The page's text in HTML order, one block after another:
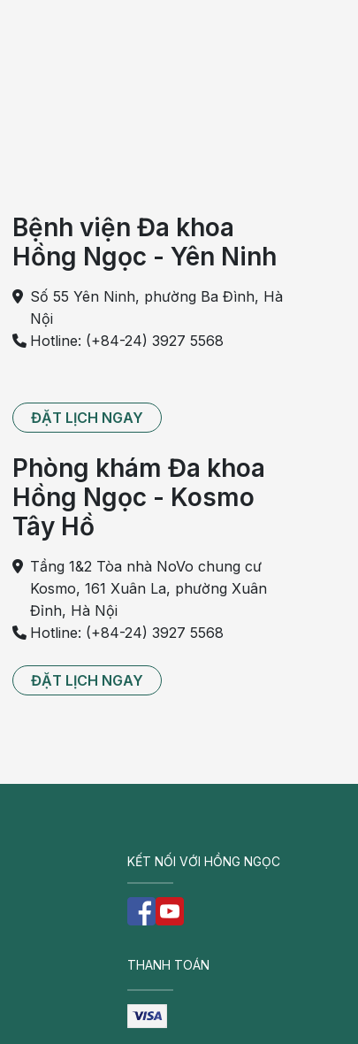
Bệnh viện Đa khoa
Hồng Ngọc - Yên Ninh
Số 55 Yên Ninh, phường Ba Đình, Hà
Nội
Hotline: (+84-24) 3927 5568
ĐẶT LỊCH NGAY
Phòng khám Đa khoa
Hồng Ngọc - Kosmo
Tây Hồ
Tầng 1&2 Tòa nhà NoVo chung cư
Kosmo, 161 Xuân La, phường Xuân
Đỉnh, Hà Nội
Hotline: (+84-24) 3927 5568
ĐẶT LỊCH NGAY
KẾT NỐI VỚI HỒNG NGỌC
THANH TOÁN